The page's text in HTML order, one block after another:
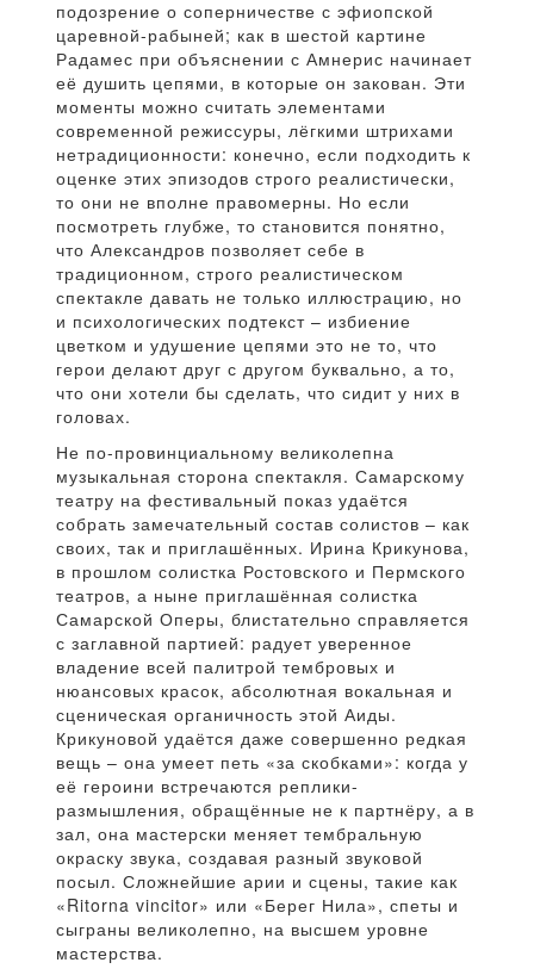
подозрение о соперничестве с эфиопской
царевной-рабыней; как в шестой картине
Радамес при объяснении с Амнерис начинает
её душить цепями, в которые он закован. Эти
моменты можно считать элементами
современной режиссуры, лёгкими штрихами
нетрадиционности: конечно, если подходить к
оценке этих эпизодов строго реалистически,
то они не вполне правомерны. Но если
посмотреть глубже, то становится понятно,
что Александров позволяет себе в
традиционном, строго реалистическом
спектакле давать не только иллюстрацию, но
и психологических подтекст – избиение
цветком и удушение цепями это не то, что
герои делают друг с другом буквально, а то,
что они хотели бы сделать, что сидит у них в
головах.
Не по-провинциальному великолепна
музыкальная сторона спектакля. Самарскому
театру на фестивальный показ удаётся
собрать замечательный состав солистов – как
своих, так и приглашённых. Ирина Крикунова,
в прошлом солистка Ростовского и Пермского
театров, а ныне приглашённая солистка
Самарской Оперы, блистательно справляется
с заглавной партией: радует уверенное
владение всей палитрой тембровых и
нюансовых красок, абсолютная вокальная и
сценическая органичность этой Аиды.
Крикуновой удаётся даже совершенно редкая
вещь – она умеет петь «за скобками»: когда у
её героини встречаются реплики-
размышления, обращённые не к партнёру, а в
зал, она мастерски меняет тембральную
окраску звука, создавая разный звуковой
посыл. Сложнейшие арии и сцены, такие как
«Ritorna vincitor» или «Берег Нила», спеты и
сыграны великолепно, на высшем уровне
мастерства.